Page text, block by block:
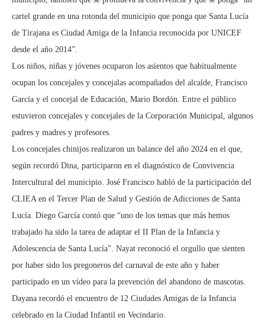
cartel grande en una rotonda del municipio que ponga que Santa Lucía
de Tirajana es Ciudad Amiga de la Infancia reconocida por UNICEF
desde el año 2014”.
Los niños, niñas y jóvenes ocuparon los asientos que habitualmente
ocupan los concejales y concejalas acompañados del alcalde, Francisco
García y el concejal de Educación, Mario Bordón. Entre el público
estuvieron concejales y concejales de la Corporación Municipal, algunos
padres y madres y profesores.
Los concejales chinijos realizaron un balance del año 2024 en el que,
según recordó Dina, participaron en el diagnóstico de Convivencia
Intercultural del municipio. José Francisco habló de la participación del
CLIEA en el Tercer Plan de Salud y Gestión de Adicciones de Santa
Lucía. Diego García contó que “uno de los temas que más hemos
trabajado ha sido la tarea de adaptar el II Plan de la Infancia y
Adolescencia de Santa Lucía”. Nayat reconoció el orgullo que sienten
por haber sido los pregoneros del carnaval de este año y haber
participado en un vídeo para la prevención del abandono de mascotas.
Dayana recordó el encuentro de 12 Ciudades Amigas de la Infancia
celebrado en la Ciudad Infantil en Vecindario.